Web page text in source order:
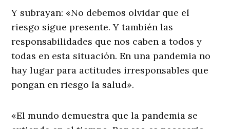
Y subrayan: «No debemos olvidar que el
riesgo sigue presente. Y también las
responsabilidades que nos caben a todos y
todas en esta situación. En una pandemia no
hay lugar para actitudes irresponsables que
pongan en riesgo la salud».
«El mundo demuestra que la pandemia se